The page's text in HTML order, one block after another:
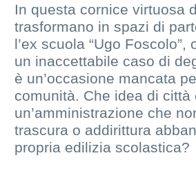
In questa cornice virtuosa
trasformano in spazi di
l’ex scuola “Ugo Foscolo”,
un inaccettabile caso di
è un’occasione mancata
comunità. Che idea di città
un’amministrazione che
trascura o addirittura
propria edilizia scolastica?